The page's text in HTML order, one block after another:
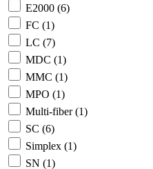
E2000 (6)
FC (1)
LC (7)
MDC (1)
MMC (1)
MPO (1)
Multi-fiber(1)
SC (6)
Simplex (1)
SN (1)